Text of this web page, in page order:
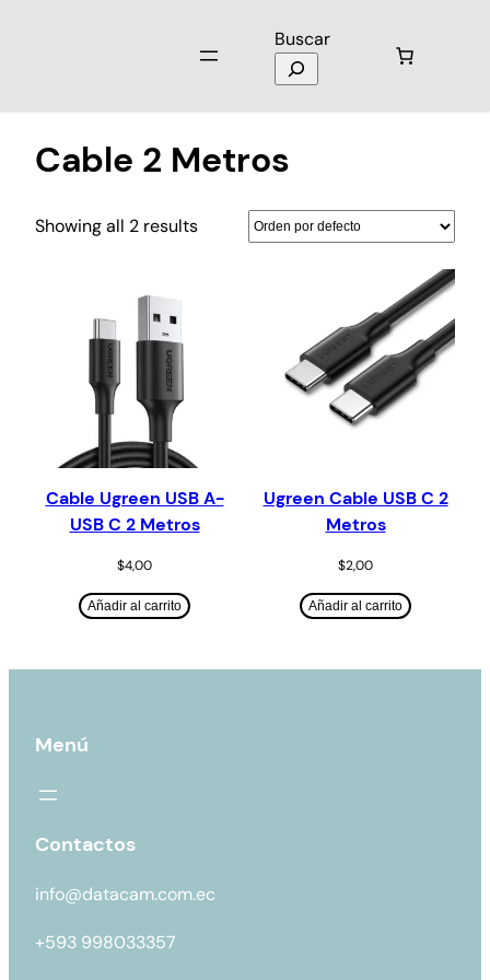
Buscar
Cable 2 Metros
Showing all 2 results
Cable Ugreen USB A-
USB C 2 Metros
$4,00
Añadir al carrito
Ugreen Cable USB C 2
Metros
$2,00
Añadir al carrito
Menú
Contactos
info@datacam.com.ec
+593 998033357